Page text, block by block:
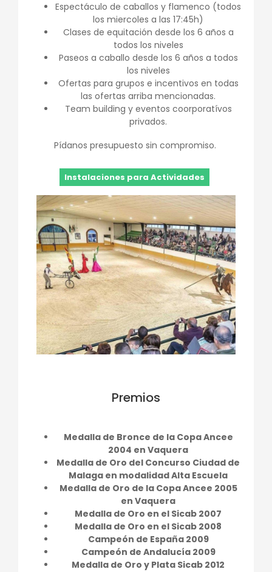
Espectáculo de caballos y flamenco (todos
los miercoles a las 17:45h)
Clases de equitación desde los 6 años a
todos los niveles
Paseos a caballo desde los 6 años a todos
los niveles
Ofertas para grupos e incentivos en todas
las ofertas arriba mencionadas.
Team building y eventos coorporatívos
privados.
Pídanos presupuesto sin compromiso.
Instalaciones para Actividades
Premios
Medalla de Bronce de la Copa Ancee
2004 en Vaquera
Medalla de Oro del Concurso Ciudad de
Malaga en modalidad Alta Escuela
Medalla de Oro de la Copa Ancee 2005
en Vaquera
Medalla de Oro en el Sicab 2007
Medalla de Oro en el Sicab 2008
Campeón de España 2009
Campeón de Andalucía 2009
Medalla de Oro y Plata Sicab 2012